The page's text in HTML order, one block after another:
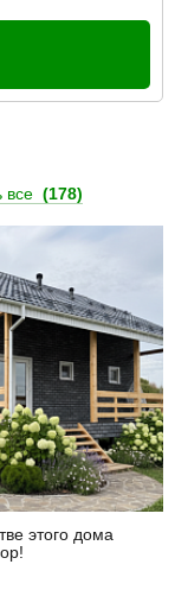
все (178)
этого дома